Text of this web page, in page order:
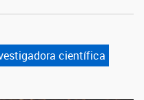
científica